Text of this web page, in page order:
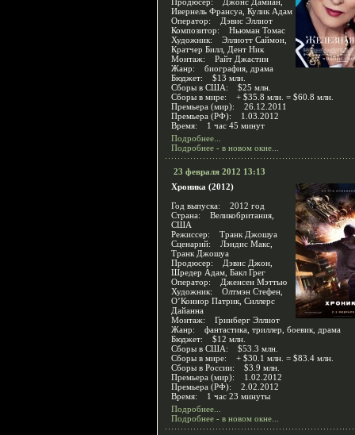
Ивернель Франсуа, Кулик Адам
Оператор: Дэвис Эллиот
Композитор: Ньюман Томас
Художник: Эллиотт Саймон,
Кратчер Билл, Дент Ник
Монтаж: Райт Джастин
Жанр: биография, драма
Бюджет: $13 млн.
Сборы в США: $25 млн.
Сборы в мире: + $35.8 млн. = $60.8 млн.
Премьера (мир): 26.12.2011
Премьера (РФ): 1.03.2012
Время: 1 час 45 минут
Подробнее...
Подробнее - в новом окне...
23 февраля 2012 13:13
Хроника (2012)
Год выпуска: 2012 год
Страна: Великобритания,
США
Режиссер: Транк Джошуа
Сценарий: Лэндис Макс,
Транк Джошуа
Продюсер: Дэвис Джон,
Шредер Адам, Бакл Грег
Оператор: Дженсен Мэттью
Художник: Олтмэн Стефен,
О’Коннор Патрик, Силлерс
Дайанна
Монтаж: Гринберг Эллиот
Жанр: фантастика, триллер, боевик, драма
Бюджет: $12 млн.
Сборы в США: $53.3 млн.
Сборы в мире: + $30.1 млн. = $83.4 млн.
Сборы в России: $3.9 млн.
Премьера (мир): 1.02.2012
Премьера (РФ): 2.02.2012
Время: 1 час 23 минуты
Подробнее...
Подробнее - в новом окне...